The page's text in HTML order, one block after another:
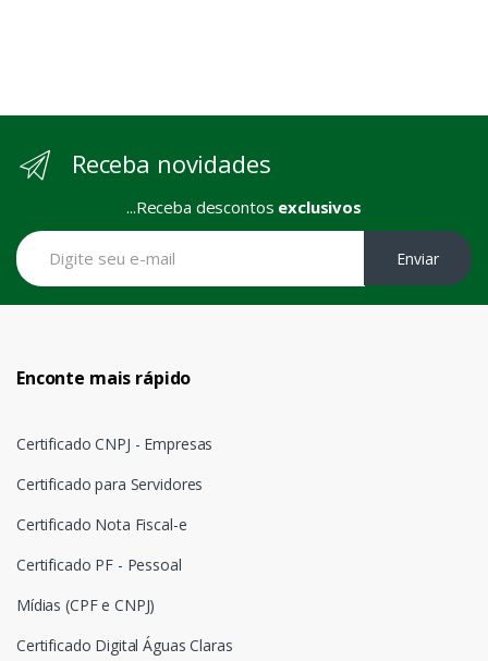
Receba novidades
...Receba descontos exclusivos
Enviar
Enconte mais rápido
Certificado CNPJ - Empresas
Certificado para Servidores
Certificado Nota Fiscal-e
Certificado PF - Pessoal
Mídias (CPF e CNPJ)
Certificado Digital Águas Claras